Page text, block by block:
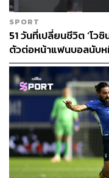
SPORT
51 วันที่เปลี่ยนชีวิต ‘โว
ตัวต่อหน้าแฟนบอลนับ